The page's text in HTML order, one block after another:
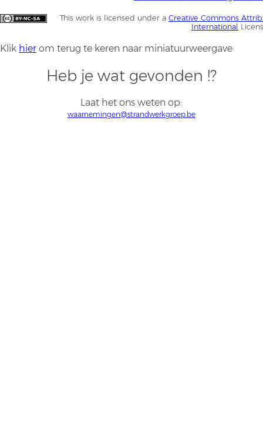
This work is licensed under a Creative Commons
International
Klik hier om terug te keren naar miniatuurweergave
Heb je wat gevonden !?
Laat het ons weten op:
waarnemingen@strandwerkgroep.be